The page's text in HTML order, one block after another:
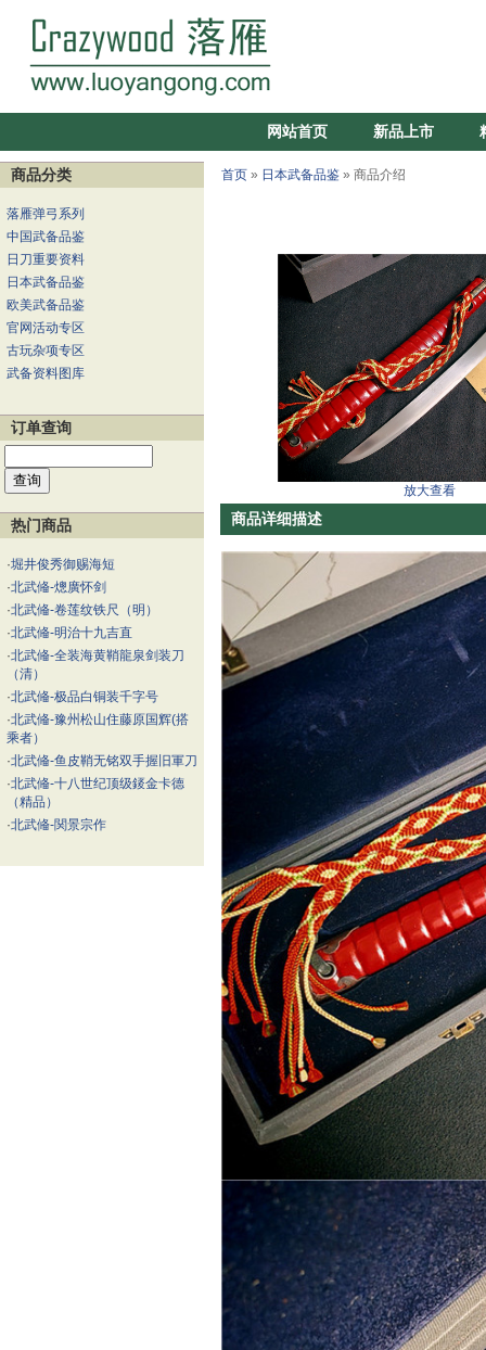
网站首页 新品上市
商品分类
落雁弹弓系列
中国武备品鉴
日刀重要资料
日本武备品鉴
欧美武备品鉴
官网活动专区
古玩杂项专区
武备资料图库
订单查询
热门商品
·堀井俊秀御赐海短
·北武偹-熜廣怀剑
·北武偹-卷莲纹铁尺（明）
·北武偹-明治十九吉直
·北武偹-全装海黄鞘龍泉剑装刀
（清）
·北武偹-极品白铜装千字号
·北武偹-豫州松山住藤原国辉(搭
乘者）
·北武偹-鱼皮鞘无铭双手握旧軍刀
·北武偹-十八世纪顶级錽金卡德
（精品）
·北武偹-関景宗作
首页 » 日本武备品鉴 » 商品介绍
放大查看
商品详细描述